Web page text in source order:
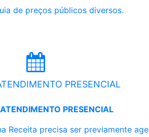
de preços públicos diversos.
PRESENCIAL
PRESENCIAL
Receita precisa ser previamente